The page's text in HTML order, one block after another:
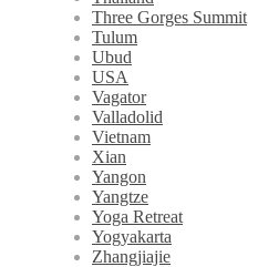
Three Gorges Summit
Tulum
Ubud
USA
Vagator
Valladolid
Vietnam
Xian
Yangon
Yangtze
Yoga Retreat
Yogyakarta
Zhangjiajie